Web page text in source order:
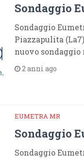
Sondaggio
Sondaggio
Piazzapulita
nuovo sondaggio
2 anni ago
EUMETRA MR
Sondaggio
Sondaggio